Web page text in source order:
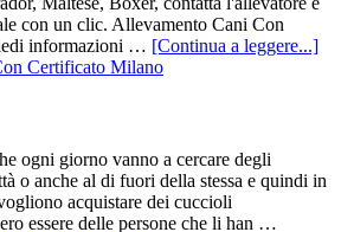
con un clic. Allevamento Cani Con
informazioni … [Continua a leggere...]
Certificato Milano
ogni giorno vanno a cercare degli
o anche al di fuori della stessa e quindi in
acquistare dei cuccioli
essere delle persone che li han …